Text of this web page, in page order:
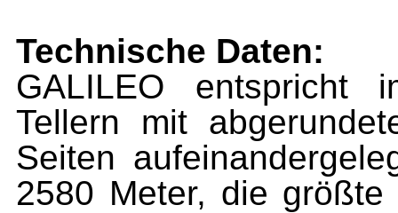
Technische Daten:
GALILEO entspricht
Tellern mit
Seiten
2580 Meter, die